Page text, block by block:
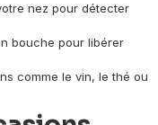
nez pour détecter
bouche pour libérer
comme le vin, le thé ou